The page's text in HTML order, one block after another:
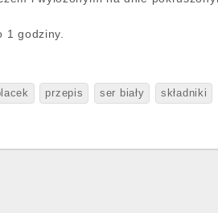
1 godziny.
przepis ser biały składniki